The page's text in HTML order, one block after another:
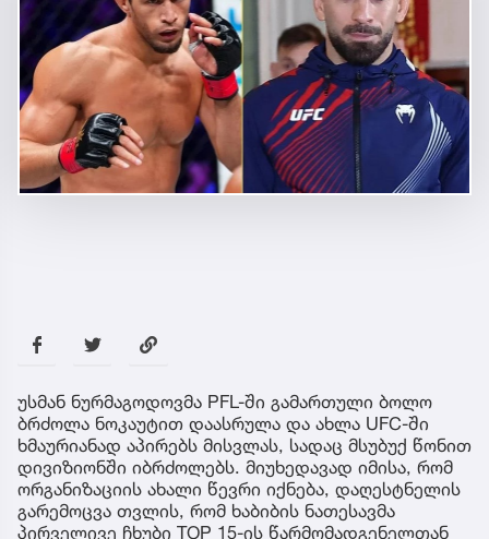
უსმან ნურმაგოდოვმა PFL-ში გამართული ბოლო
ბრძოლა ნოკაუტით დაასრულა და ახლა UFC-ში
ხმაურიანად აპირებს მისვლას, სადაც მსუბუქ წონით
დივიზიონში იბრძოლებს. მიუხედავად იმისა, რომ
ორგანიზაციის ახალი წევრი იქნება, დაღესტნელის
გარემოცვა თვლის, რომ ხაბიბის ნათესავმა
პირველივე ჩხუბი TOP 15-ის წარმომადგენელთან